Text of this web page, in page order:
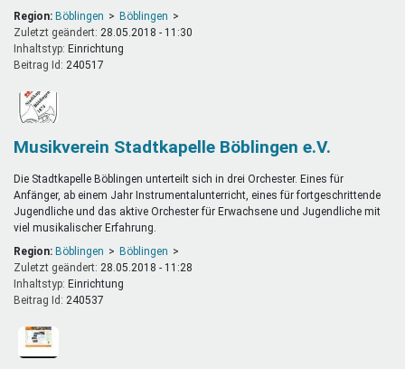
Region: Böblingen
Böblingen
Zuletzt geändert: 28.05.2018 - 11:30
Inhaltstyp:
einrichtung
Beitrag Id: 240517
Musikverein Stadtkapelle Böblingen e.V.
Die Stadtkapelle Böblingen unterteilt sich in drei Orchester. Eines für
Anfänger, ab einem Jahr Instrumentalunterricht, eines für fortgeschrittende
Jugendliche und das aktive Orchester für Erwachsene und Jugendliche mit
viel musikalischer Erfahrung.
Region: Böblingen
Böblingen
Zuletzt geändert: 28.05.2018 - 11:28
Inhaltstyp:
einrichtung
Beitrag Id: 240537